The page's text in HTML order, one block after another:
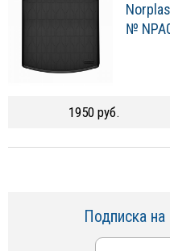
№
1950 руб.
Подписка